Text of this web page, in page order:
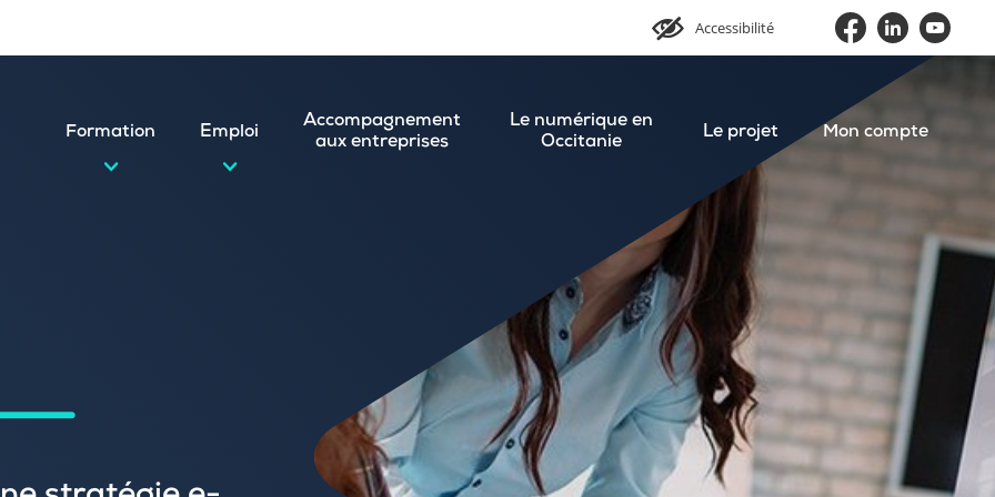
Accessibilité
Formation Emploi
et postuler en ligne
spontanée
Accompagnement
aux entreprises
Le numérique en
Occitanie
Le projet Mon compte